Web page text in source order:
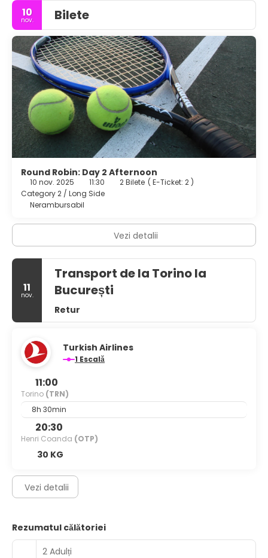
10
nov. Bilete
Round Robin: Day 2 Afternoon
10 nov. 2025 11:30 2 Bilete ( E-Ticket: 2 )
Category 2 / Long Side
Nerambursabil
Vezi detalii
11
nov.
Transport de la Torino la
București
Retur
Turkish Airlines
1 Escală
11:00
Torino (TRN)
8h 30min
20:30
Henri Coanda (OTP)
30 KG
Vezi detalii
Rezumatul călătoriei
2 Adulți